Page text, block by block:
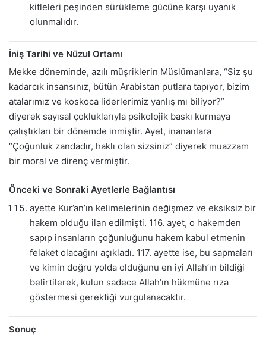
kitleleri peşinden sürükleme gücüne karşı uyanık
olunmalıdır.
İniş Tarihi ve Nüzul Ortamı
Mekke döneminde, azılı müşriklerin Müslümanlara, “Siz şu
kadarcık insansınız, bütün Arabistan putlara tapıyor, bizim
atalarımız ve koskoca liderlerimiz yanlış mı biliyor?”
diyerek sayısal çokluklarıyla psikolojik baskı kurmaya
çalıştıkları bir dönemde inmiştir. Ayet, inananlara
“Çoğunluk zandadır, haklı olan sizsiniz” diyerek muazzam
bir moral ve direnç vermiştir.
Önceki ve Sonraki Ayetlerle Bağlantısı
ayette Kur’an’ın kelimelerinin değişmez ve eksiksiz bir
hakem olduğu ilan edilmişti. 116. ayet, o hakemden
sapıp insanların çoğunluğunu hakem kabul etmenin
felaket olacağını açıkladı. 117. ayette ise, bu sapmaları
ve kimin doğru yolda olduğunu en iyi Allah’ın bildiği
belirtilerek, kulun sadece Allah’ın hükmüne rıza
göstermesi gerektiği vurgulanacaktır.
Sonuç